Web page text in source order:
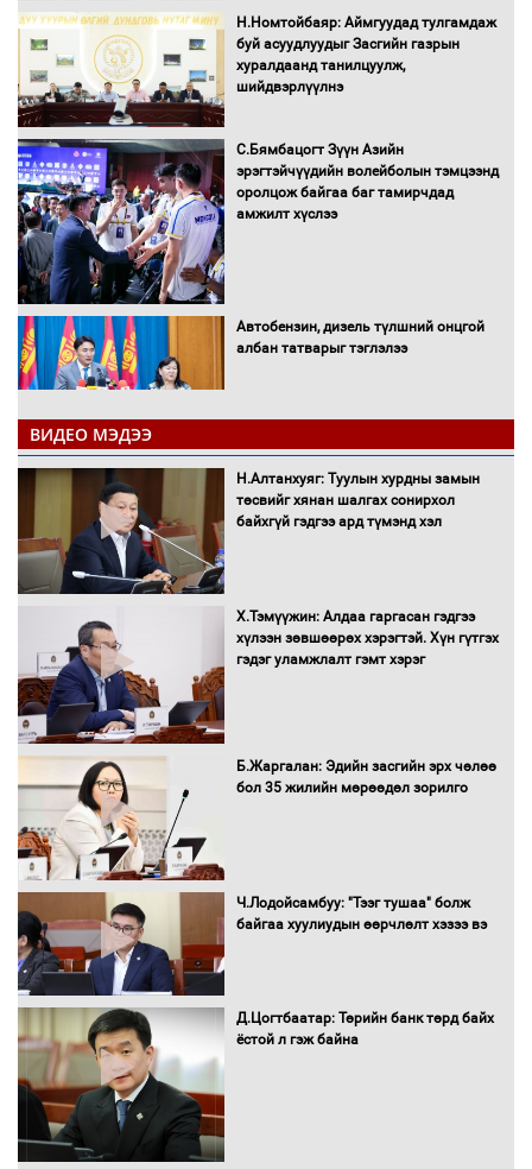
Н.Номтойбаяр: Аймгуудад тулгамдаж
буй асуудлуудыг Засгийн газрын
хуралдаанд танилцуулж,
шийдвэрлүүлнэ
С.Бямбацогт Зүүн Азийн
эрэгтэйчүүдийн волейболын тэмцээнд
оролцож байгаа баг тамирчдад
амжилт хүслээ
Автобензин, дизель түлшний онцгой
албан татварыг тэглэлээ
мэндийн салбар хамаарахгүй
Нөөцийн махны худалдаа,
борлуулалтыг нээлттэй ил тод
болгоно
төлөвлөгөө”-гөө танилцуулна
худалдан авах журмыг баталлаа
Бүх шатанд хэмнэлтийн горимд
ВИДЕО МЭДЭЭ
Н.Алтанхуяг: Туулын хурдны замын
төсвийг хянан шалгах сонирхол
байхгүй гэдгээ ард түмэнд хэл
Х.Тэмүүжин: Алдаа гаргасан гэдгээ
хүлээн зөвшөөрөх хэрэгтэй. Хүн гүтгэх
гэдэг уламжлалт гэмт хэрэг
Б.Жаргалан: Эдийн засгийн эрх чөлөө
бол 35 жилийн мөрөөдөл зорилго
Ч.Лодойсамбуу: "Тээг тушаа" болж
байгаа хуулиудын өөрчлөлт хэзээ вэ
Д.Цогтбаатар: Төрийн банк төрд байх
ёстой л гэж байна